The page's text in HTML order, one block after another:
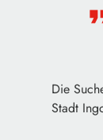
Die
Stadt